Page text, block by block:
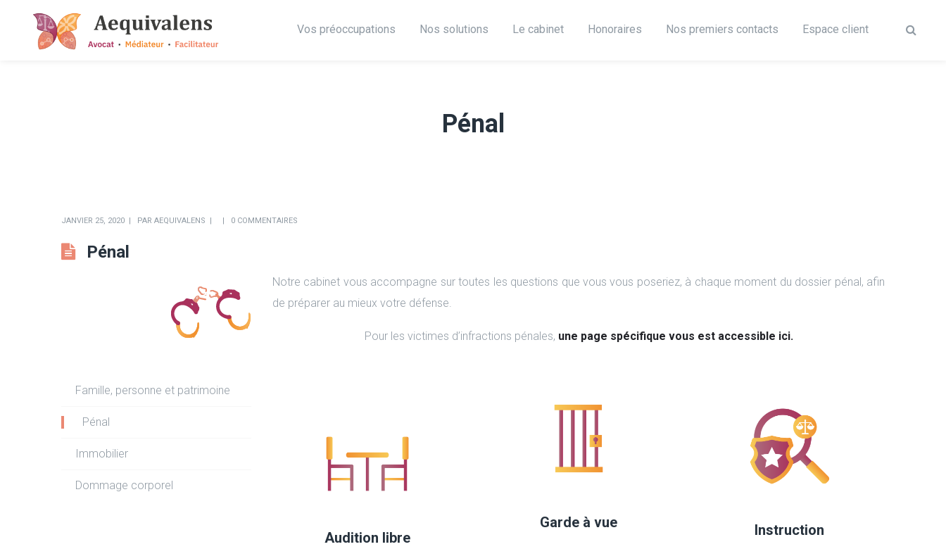
Vos préoccupations Nos solutions Le cabinet Honoraires Nos premiers contacts Espace client
Pénal
JANVIER 25, 2020 PAR AEQUIVALENS 0 COMMENTAIRES
Pénal
Famille, personne et patrimoine
Pénal
Immobilier
Dommage corporel
Notre cabinet vous accompagne sur toutes les questions que vous vous poseriez, à chaque moment du dossier pénal, afin
de préparer au mieux votre défense.
Pour les victimes d’infractions pénales, une page spécifique vous est accessible ici.
Audition libre
Garde à vue Instruction